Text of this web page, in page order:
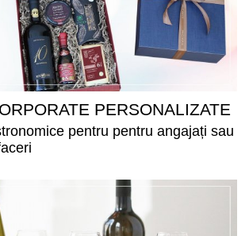
PERSONALIZATE
pentru pentru angajați sau